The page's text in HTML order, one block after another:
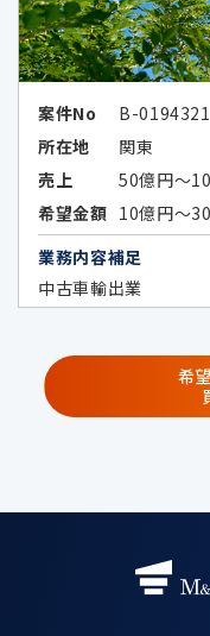
共同利用
・当社の子
びこれら
はセミナ
（秘密保
①子会社・
株式会社
（https://
株式会社レ
（https://
ml）
（https://
②共同サー
氏名、電
案件No
B-0194321
所在地
関東
売上
50億円～
希望金額 10億円～
業務内容補足
中古車輸出業
希